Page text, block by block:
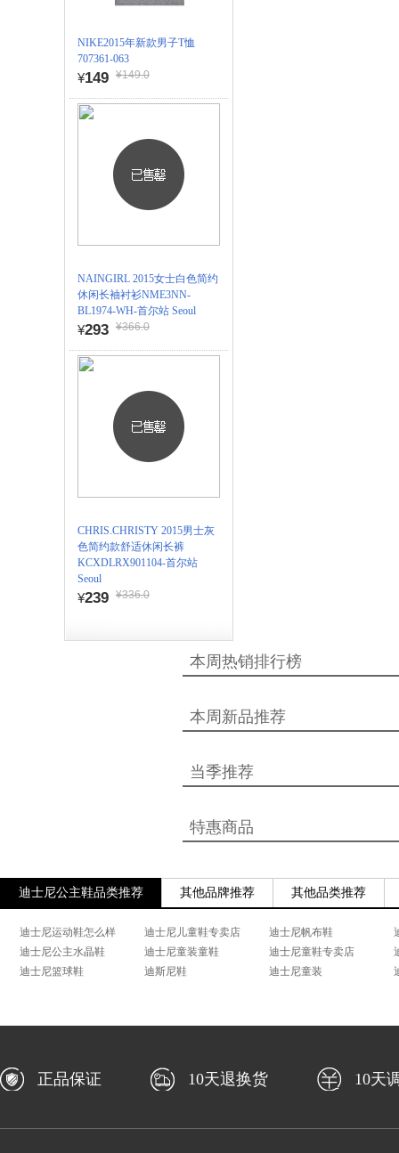
NIKE2015年新款男子T恤
707361-063
¥149 ¥149.0
NAINGIRL 2015女士白色简约
休闲长袖衬衫NME3NN-
BL1974-WH-首尔站 Seoul
¥293 ¥366.0
CHRIS.CHRISTY 2015男士灰
色简约款舒适休闲长裤
KCXDLRX901104-首尔站
Seoul
¥239 ¥336.0
本周热销排行榜
本周新品推荐
当季推荐
特惠商品
迪士尼公主鞋品类推荐 其他品牌推荐 其他品类推荐
迪士尼运动鞋怎么样 迪士尼儿童鞋专卖店 迪士尼帆布鞋
迪士尼公主水晶鞋
迪士尼童装童鞋 迪士尼童鞋专卖店
迪士尼篮球鞋
迪斯尼鞋 迪士尼童装
正品保证 10天退换货 10天